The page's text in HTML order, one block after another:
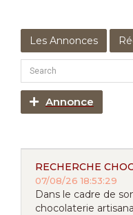
Les Annonces
Annonce
RECHERCHE
07/08/26 18:53:29
Dans le cadre de
chocolaterie